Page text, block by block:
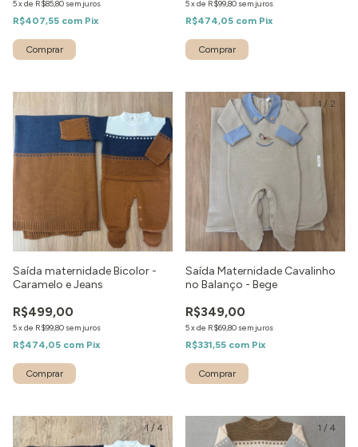
5xde R$85,80 sem juros
R$407,55 com Pix
Comprar
5xde R$99,80 sem juros
R$474,05 com Pix
Comprar
Saída maternidade Bicolor -
Caramelo e Jeans
R$499,00
5xde R$99,80 sem juros
R$474,05 com Pix
Comprar
1 / 2
Saída Maternidade Cavalinho
no Balanço - Bege
R$349,00
5xde R$69,80 sem juros
R$331,55 com Pix
Comprar
1 / 4 1 / 4